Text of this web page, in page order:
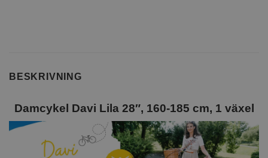
BESKRIVNING
Damcykel Davi Lila 28″, 160-185 cm, 1 växel